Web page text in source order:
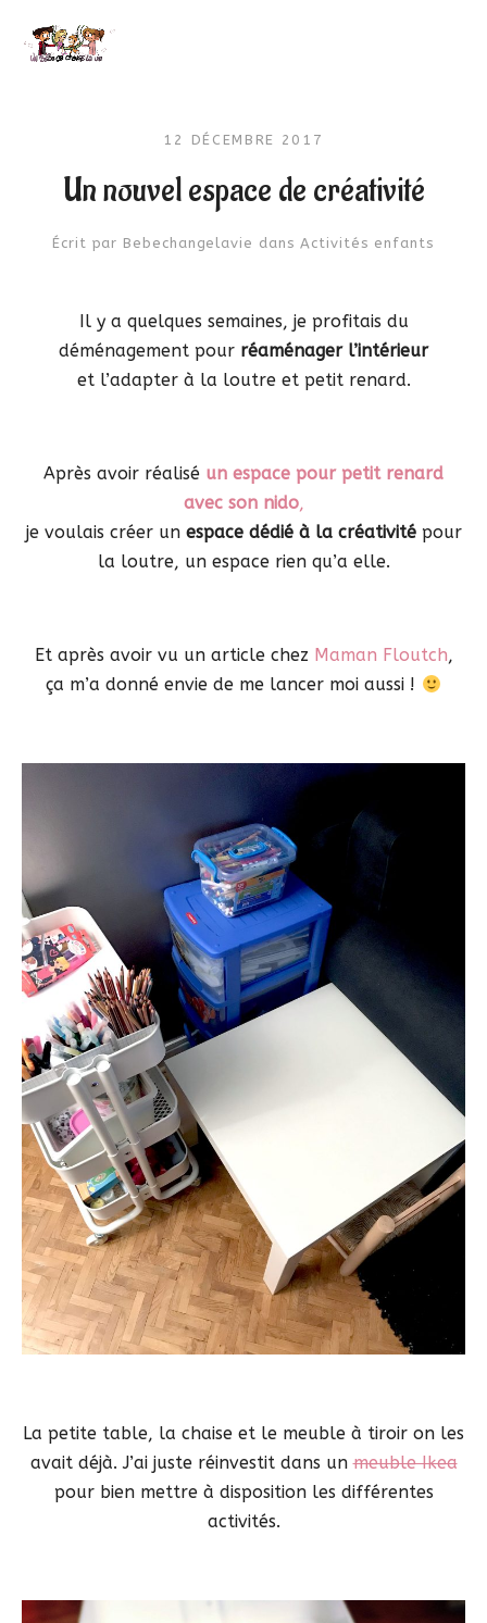
12 DÉCEMBRE 2017
Un nouvel espace de créativité
Écrit par Bebechangelavie dansActivités enfants
Il y a quelques semaines, je profitais du
déménagement pour réaménager l’intérieur
et l’adapter à la loutre et petit renard.
Après avoir réalisé un espace pour petit renard
avec son nido,
je voulais créer un espace dédié à la créativitépour
la loutre, un espace rien qu’a elle.
Et après avoir vu un article chez Maman Floutch,
ça m’a donné envie de me lancer moi aussi !
La petite table, la chaise et le meuble à tiroir on les
avait déjà. J’ai juste réinvestit dans unmeuble Ikea
pour bien mettre à disposition les différentes
activités.